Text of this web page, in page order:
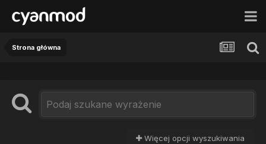
Strona główna
Więcej opcji wyszukiwania